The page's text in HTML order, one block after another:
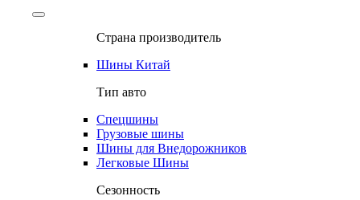
Страна производитель
Шины Китай
Тип авто
Спецшины
Грузовые шины
Шины для Внедорожников
Легковые Шины
Сезонность